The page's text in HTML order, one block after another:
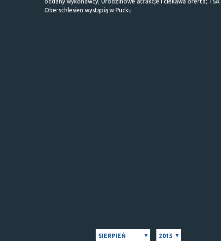
Oberschlesien wystąpią w Pucku
SIERPIEŃ 2015